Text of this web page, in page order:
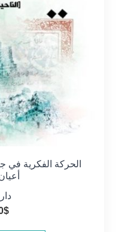
الحركة الفكرية
$